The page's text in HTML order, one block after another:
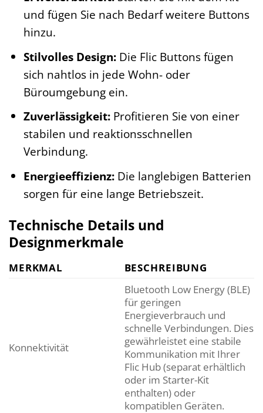
und fügen Sie nach Bedarf weitere Buttons
hinzu.
Stilvolles Design:Die Flic Buttons fügen
sich nahtlos in jede Wohn- oder
Büroumgebung ein.
Zuverlässigkeit:Profitieren Sie von einer
stabilen und reaktionsschnellen
Verbindung.
Energieeffizienz:Die langlebigen Batterien
sorgen für eine lange Betriebszeit.
Technische Details und
Designmerkmale
MERKMAL BESCHREIBUNG
Konnektivität
Bluetooth Low Energy (BLE)
für geringen
Energieverbrauch und
schnelle Verbindungen. Dies
gewährleistet eine stabile
Kommunikation mit Ihrer
Flic Hub (separat erhältlich
oder im Starter-Kit
enthalten) oder
kompatiblen Geräten.